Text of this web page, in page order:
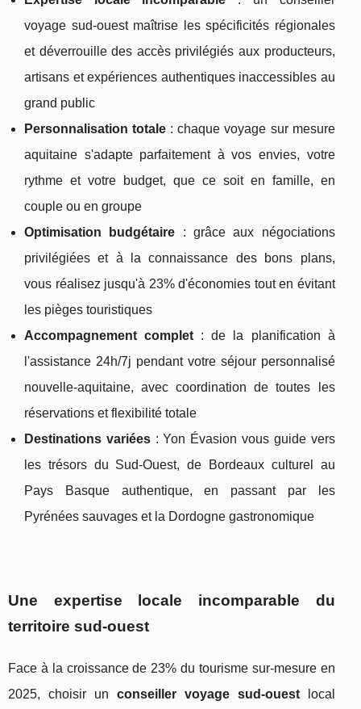
voyage sud-ouest maîtrise les spécificités régionales
et déverrouille des accès privilégiés aux producteurs,
artisans et expériences authentiques inaccessibles au
grand public
Personnalisation totale : chaque voyage sur mesure
aquitaine s'adapte parfaitement à vos envies, votre
rythme et votre budget, que ce soit en famille, en
couple ou en groupe
Optimisation budgétaire : grâce aux négociations
privilégiées et à la connaissance des bons plans,
vous réalisez jusqu'à 23% d'économies tout en évitant
les pièges touristiques
Accompagnement complet : de la planification à
l'assistance 24h/7j pendant votre séjour personnalisé
nouvelle-aquitaine, avec coordination de toutes les
réservations et flexibilité totale
Destinations variées: Yon Évasion vous guide vers
les trésors du Sud-Ouest, de Bordeaux culturel au
Pays Basque authentique, en passant par les
Pyrénées sauvages et la Dordogne gastronomique
Une expertise locale incomparable du
territoire sud-ouest
Face à la croissance de 23% du tourisme sur-mesure en
2025, choisir un conseiller voyage sud-ouestlocal